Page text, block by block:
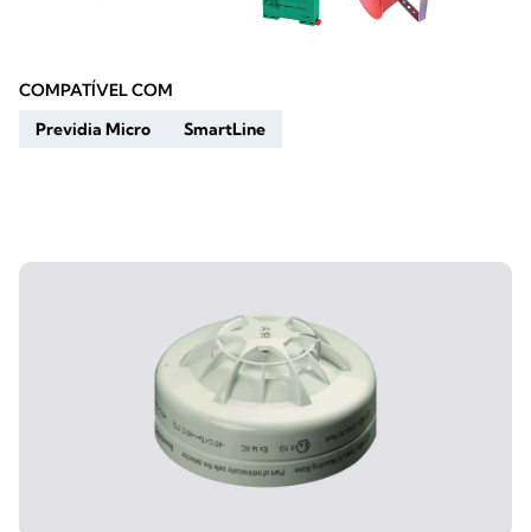
COMPATÍVEL COM
Previdia Micro
SmartLine